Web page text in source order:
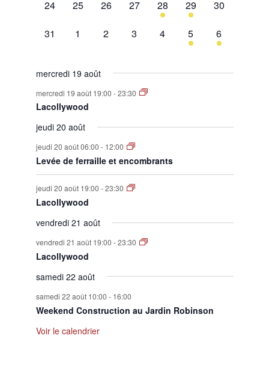
0
24
0
25
0
26
0
évènement,
27
1
évènement,
28
1
évènement,
29
0
30
0
31
0
1
0
2
0
3
0
évènement,
4
1
évènement,
5
1
évènement,
6
mercredi 19 août
mercredi 19 août 19:00 -23:30
Lacollywood
jeudi 20 août
jeudi 20 août 06:00 - 12:00
Levée de ferraille et encombrants
jeudi 20 août 19:00 -23:30
Lacollywood
vendredi 21 août
vendredi 21 août 19:00 -23:30
Lacollywood
samedi 22 août
samedi 22 août 10:00 - 16:00
Weekend Construction au Jardin Robinson
Voir le calendrier